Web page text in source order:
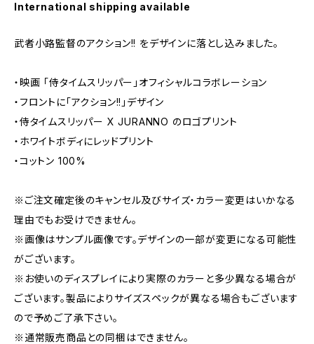
International shipping available
武者小路監督のアクション!! をデザインに落とし込みました。
・映画 「侍タイムスリッパー」オフィシャルコラボレーション
・フロントに「アクション!!」デザイン
・侍タイムスリッパー X JURANNO のロゴプリント
・ホワイトボディにレッドプリント
・コットン 100%
※ご注文確定後のキャンセル及びサイズ・カラー変更はいかなる
理由でもお受けできません。
※画像はサンプル画像です。デザインの一部が変更になる可能性
がございます。
※お使いのディスプレイにより実際のカラーと多少異なる場合が
ございます。製品によりサイズスペックが異なる場合もございます
ので予めご了承下さい。
※通常販売商品との同梱はできません。